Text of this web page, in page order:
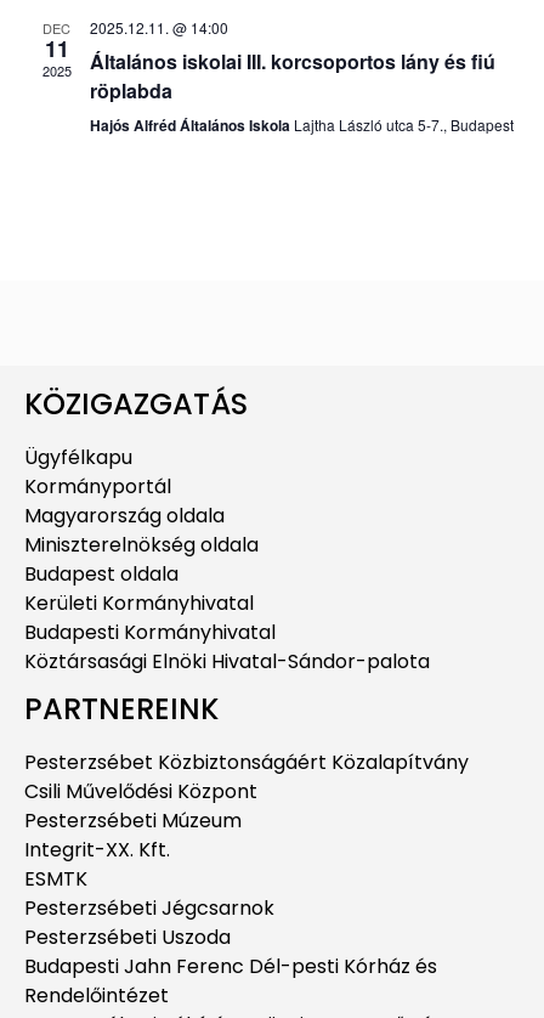
DEC
11
2025
2025.12.11. @ 14:00
Általános iskolai III. korcsoportos lány és fiú
röplabda
Hajós Alfréd Általános Iskola Lajtha László utca 5-7., Budapest
KÖZIGAZGATÁS
Ügyfélkapu
Kormányportál
Magyarország oldala
Miniszterelnökség oldala
Budapest oldala
Kerületi Kormányhivatal
Budapesti Kormányhivatal
Köztársasági Elnöki Hivatal-Sándor-palota
PARTNEREINK
Pesterzsébet Közbiztonságáért Közalapítvány
Csili Művelődési Központ
Pesterzsébeti Múzeum
Integrit-XX. Kft.
ESMTK
Pesterzsébeti Jégcsarnok
Pesterzsébeti Uszoda
Budapesti Jahn Ferenc Dél-pesti Kórház és
Rendelőintézet